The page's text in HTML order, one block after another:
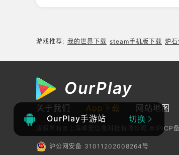
测试安
游戏推荐: 我的世界下载 steam手机版下载 炉
OurPlay
关于我们 App下载 网站地图
版权所有©上海卓安信息科技有限公司 ©沪ICP
沪公网安备 31011202008264号
OurPlay手游站 切换